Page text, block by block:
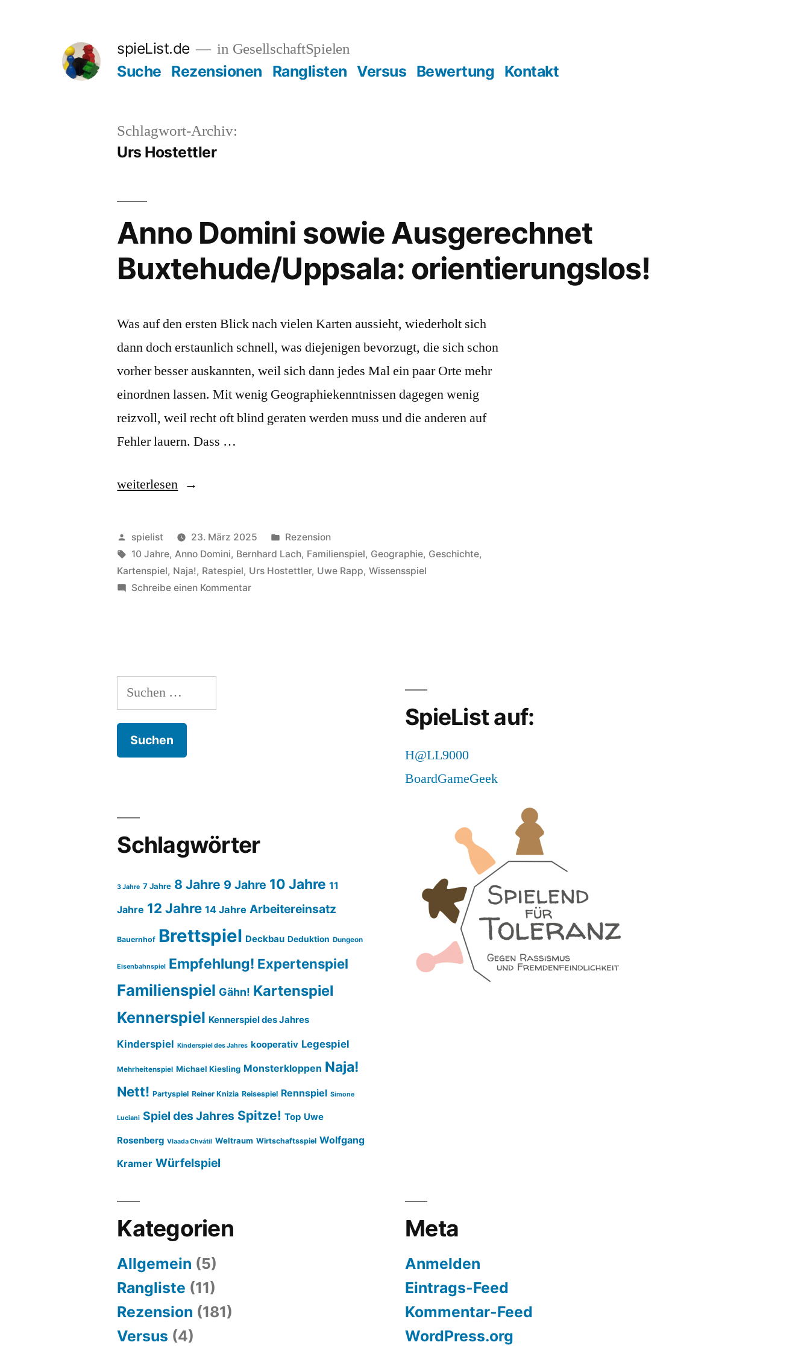
spieList.de in GesellschaftSpielen
Suche Rezensionen Ranglisten Versus Bewertung Kontakt
Schlagwort-Archiv:
Urs Hostettler
Anno Domini sowie Ausgerechnet
Buxtehude/Uppsala: orientierungslos!
Was auf den ersten Blick nach vielen Karten aussieht, wiederholt sich
dann doch erstaunlich schnell, was diejenigen bevorzugt, die sich schon
vorher besser auskannten, weil sich dann jedes Mal ein paar Orte mehr
einordnen lassen. Mit wenig Geographiekenntnissen dagegen wenig
reizvoll, weil recht oft blind geraten werden muss und die anderen auf
Fehler lauern. Dass …
„Anno
sowie
Ausgerechnet
Buxtehude/Uppsala:
weiterlesen
Veröffentlicht
von
spielist 23. März 2025
Veröffentlicht
in
Rezension
Schlagwörter:
10 Jahre, Anno Domini, Bernhard Lach, Familienspiel, Geographie, Geschichte,
Kartenspiel, Naja!, Ratespiel, Urs Hostettler, Uwe Rapp,Wissensspiel
Schreibe einen Kommentarzu
Suchen
nach:
SpieList auf:
H@LL9000
BoardGameGeek
Schlagwörter
3 Jahre 7 Jahre 8 Jahre 9 Jahre 10 Jahre 11
Jahre 12 Jahre 14 Jahre Arbeitereinsatz
Bauernhof Brettspiel Deckbau Deduktion Dungeon
Eisenbahnspiel Empfehlung! Expertenspiel
Familienspiel Gähn! Kartenspiel
Kennerspiel Kennerspiel des Jahres
Kinderspiel Kinderspiel des Jahres kooperativ Legespiel
Mehrheitenspiel Michael Kiesling Monsterkloppen Naja!
Nett! Partyspiel Reiner Knizia Reisespiel Rennspiel Simone
Luciani Spiel des Jahres Spitze! Top Uwe
Rosenberg Vlaada Chvátil Weltraum Wirtschaftsspiel Wolfgang
Kramer Würfelspiel
Kategorien
Allgemein (5)
Rangliste (11)
Rezension (181)
Versus (4)
Meta
Anmelden
Eintrags-Feed
Kommentar-Feed
WordPress.org